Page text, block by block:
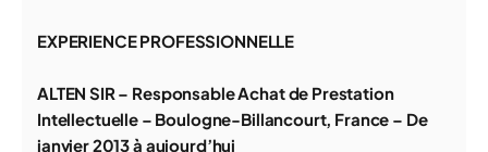
EXPERIENCE PROFESSIONNELLE
ALTEN SIR – Responsable Achat de Prestation
Intellectuelle – Boulogne-Billancourt, France – De
janvier 2013 à aujourd’hui